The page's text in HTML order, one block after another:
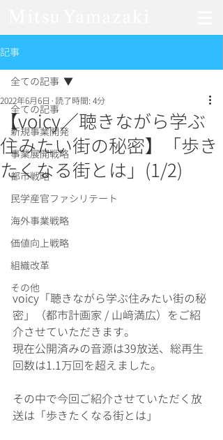
記事
全ての記事
新規事業開発
事業展開戦略
都市戦略
民学産官ファシリテート
海外事業戦略
価値向上戦略
組織改革
その他
全ての記事
【voicy／聴きながら学ぶ
住みたい街の秘密】「歩き
たくなる街とは」(1/2)
2022年6月6日 読了時間: 4分
voicy「聴きながら学ぶ住みたい街の秘
密」（都市計画家 / 山﨑満広）をご紹
介させていただきます。
現在公開済みの音源は39放送、総再生
回数は1.1万回を超えました。
その中で今回ご紹介させていただく放
送は「歩きたくなる街とは」